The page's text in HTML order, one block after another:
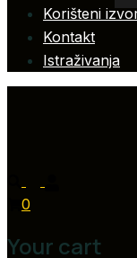
Korišteni
Kontakt
Istraživanja
0
Your cart